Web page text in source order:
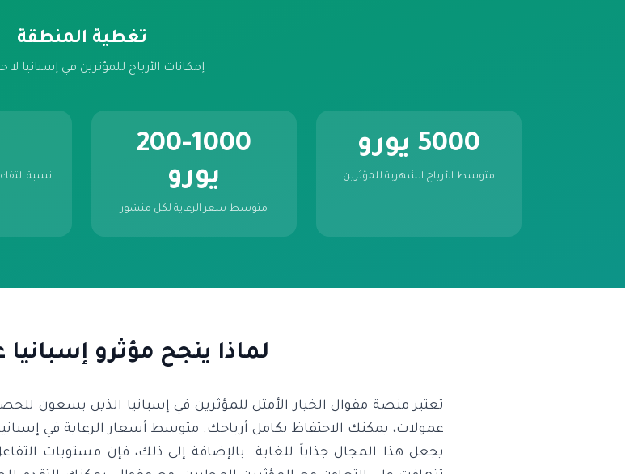
تغطية المنطقة
إمكانات الأرباح للمؤثرين في إسبانيا لا
5000 يورو
متوسط الأرباح الشهرية للمؤثرين
200-1000
يورو
متوسط سعر الرعاية لكل منشور
نسبة
لماذا ينجح مؤثرو
تعتبر منصة مقوال الخيار الأمثل للمؤثرين في إسبانيا الذين يسعون
يجعل هذا المجال جذاباً للغاية. بالإضافة إلى ذلك، فإن مستويات